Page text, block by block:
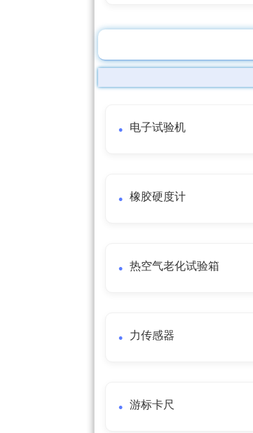
电子试验机
橡胶硬度计
热空气老化试验箱
力传感器
游标卡尺